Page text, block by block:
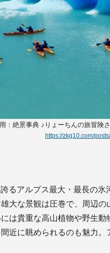
：絶景事典 ♪りょーちんの旅冒険
https://zkg10.com/
るアルプス最大・最長の氷
大な景観は圧巻で、周辺の
は貴重な高山植物や野生動
近に眺められるのも魅力。